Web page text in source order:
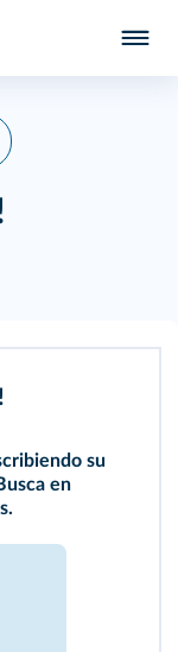
su
en